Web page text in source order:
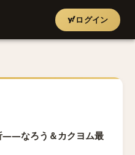
ログイン
——なろう＆カクヨム最